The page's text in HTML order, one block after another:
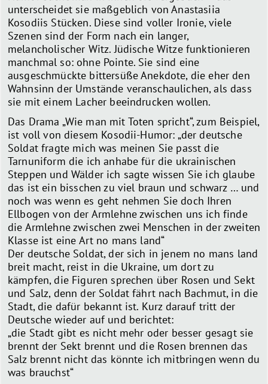
unterscheidet sie maßgeblich von Anastasiia
Kosodiis Stücken. Diese sind voller Ironie, viele
Szenen sind der Form nach ein langer,
melancholischer Witz. Jüdische Witze funktionieren
manchmal so: ohne Pointe. Sie sind eine
ausgeschmückte bittersüße Anekdote, die eher den
Wahnsinn der Umstände veranschaulichen, als dass
sie mit einem Lacher beeindrucken wollen.
Das Drama „Wie man mit Toten spricht“, zum Beispiel,
ist voll von diesem Kosodii-Humor: „der deutsche
Soldat fragte mich was meinen Sie passt die
Tarnuniform die ich anhabe für die ukrainischen
Steppen und Wälder ich sagte wissen Sie ich glaube
das ist ein bisschen zu viel braun und schwarz … und
noch was wenn es geht nehmen Sie doch Ihren
Ellbogen von der Armlehne zwischen uns ich finde
die Armlehne zwischen zwei Menschen in der zweiten
Klasse ist eine Art no mans land“
Der deutsche Soldat, der sich in jenem no mans land
breit macht, reist in die Ukraine, um dort zu
kämpfen, die Figuren sprechen über Rosen und Sekt
und Salz, denn der Soldat fährt nach Bachmut, in die
Stadt, die dafür bekannt ist. Kurz darauf tritt der
Deutsche wieder auf und berichtet:
„die Stadt gibt es nicht mehr oder besser gesagt sie
brennt der Sekt brennt und die Rosen brennen das
Salz brennt nicht das könnte ich mitbringen wenn du
was brauchst“